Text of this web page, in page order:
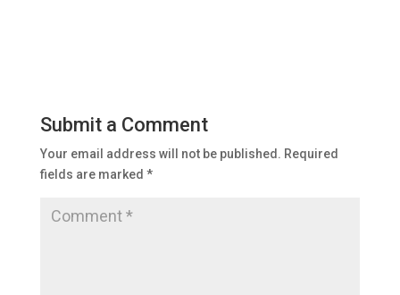
Submit a Comment
Your email address will not be published. Required
fields are marked *